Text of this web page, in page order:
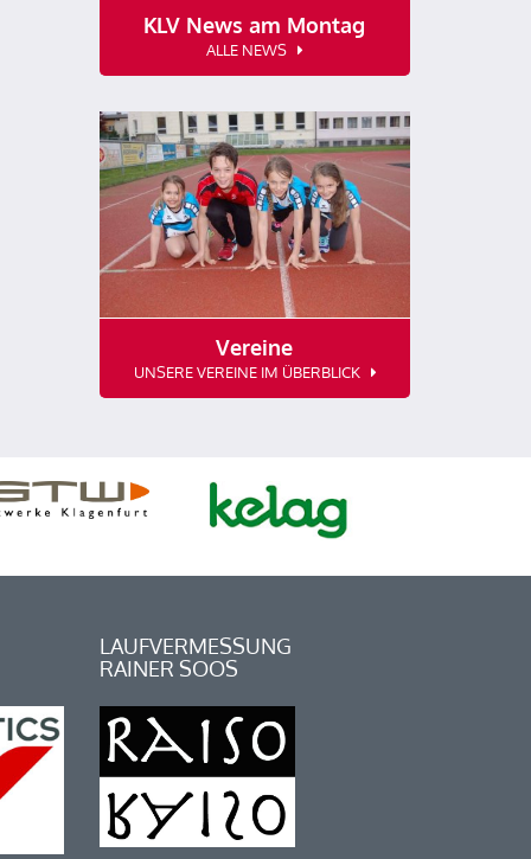
KLV News am Montag
ALLE NEWS
Vereine
UNSERE VEREINE IM ÜBERBLICK
LAUFVERMESSUNG
RAINER SOOS